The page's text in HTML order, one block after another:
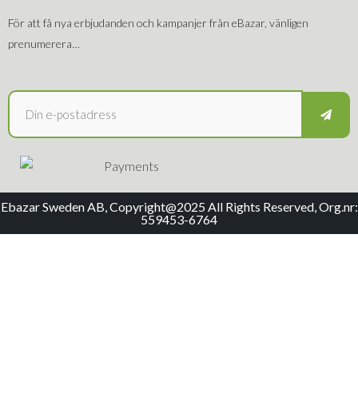
För att få nya erbjudanden och kampanjer från eBazar, vänligen
prenumerera…
Ebazar Sweden AB, Copyright@2025 All Rights Reserved, Org.nr:
559453-6764